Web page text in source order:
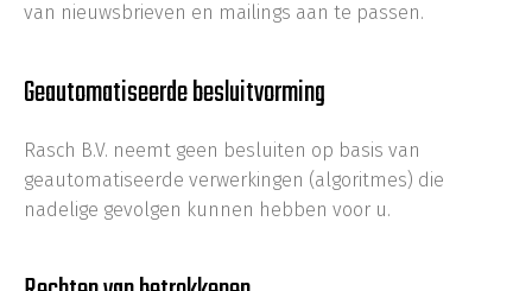
van nieuwsbrieven en mailings aan te passen.
Geautomatiseerde besluitvorming
Rasch B.V. neemt geen besluiten op basis van
geautomatiseerde verwerkingen (algoritmes) die
nadelige gevolgen kunnen hebben voor u.